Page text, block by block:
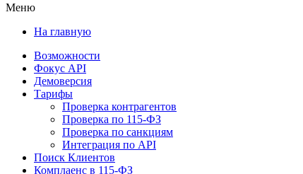
Меню
На главную
Возможности
Фокус API
Демоверсия
Тарифы
Проверка контрагентов
Проверка по 115-ФЗ
Проверка по санкциям
Интеграция по API
Поиск Клиентов
Комплаенс в 115-ФЗ